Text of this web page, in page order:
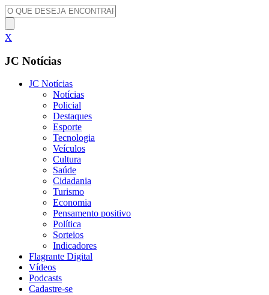
X
JC Notícias
JC Notícias
Notícias
Policial
Destaques
Esporte
Tecnologia
Veículos
Cultura
Saúde
Cidadania
Turismo
Economia
Pensamento positivo
Política
Sorteios
Indicadores
Flagrante Digital
Vídeos
Podcasts
Cadastre-se